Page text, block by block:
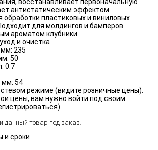
восстанавливает первоначальную
антистатическим эффектом.
обработки пластиковых и виниловых
для молдингов и бамперов.
ароматом клубники.
уход и очистка
мм: 235
50
0.7
мм: 54
режиме (видите розничные цены).
цены, вам нужно войти под своим
товар под заказ.
и сроки